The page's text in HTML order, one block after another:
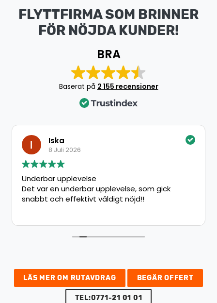
FLYTTFIRMA SOM BRINNER
FÖR NÖJDA KUNDER!
BRA
Baserat på 2 155 recensioner
Iska
8 Juli 2026
Underbar upplevelse
Det var en underbar upplevelse, som gick
snabbt och effektivt väldigt nöjd!!
LÄS MER OM RUTAVDRAG BEGÄR OFFERT
TEL:0771-21 01 01